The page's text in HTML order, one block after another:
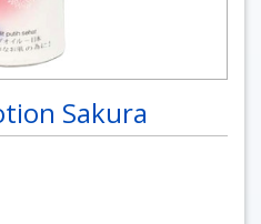
Sakura